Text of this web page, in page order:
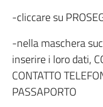
-cliccare su
-nella maschera
inserire i loro dati,
CONTATTO
PASSAPORTO